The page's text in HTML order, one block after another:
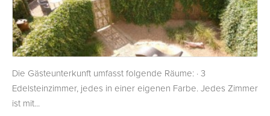
Die Gästeunterkunft umfasst folgende Räume: · 3
Edelsteinzimmer, jedes in einer eigenen Farbe. Jedes Zimmer
ist mit...